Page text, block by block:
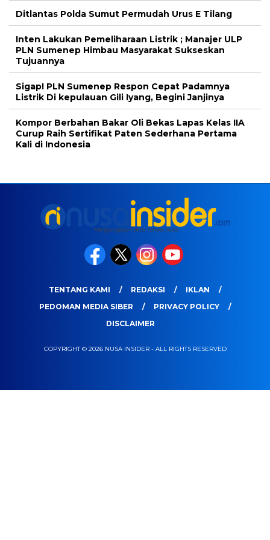
Ditlantas Polda Sumut Permudah Urus E Tilang
Inten Lakukan Pemeliharaan Listrik ; Manajer ULP
PLN Sumenep Himbau Masyarakat Sukseskan
Tujuannya
Sigap! PLN Sumenep Respon Cepat Padamnya
Listrik Di kepulauan Gili Iyang, Begini Janjinya
Kompor Berbahan Bakar Oli Bekas Lapas Kelas IIA
Curup Raih Sertifikat Paten Sederhana Pertama
Kali di Indonesia
TENTANG KAMI REDAKSI
IKLAN
PEDOMAN MEDIA SIBER
PRIVACY POLICY
DISCLAIMER
COPYRIGHT © 2026 NUSA INSIDER - ALL RIGHTS RESERVED